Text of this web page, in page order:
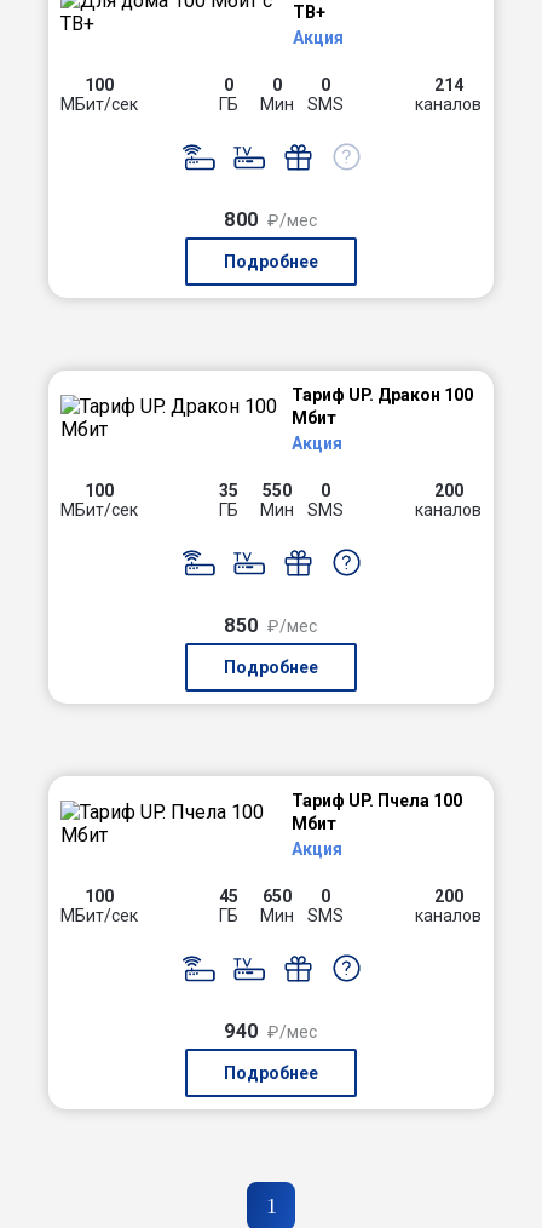
ТВ+
Акция
100
МБит/сек
0
ГБ
0
Мин
0
SMS
214
каналов
800 ₽/мес
Подробнее
Тариф UP. Дракон 100
Мбит
Акция
100
МБит/сек
35
ГБ
550
Мин
0
SMS
200
каналов
850 ₽/мес
Подробнее
Тариф UP. Пчела 100
Мбит
Акция
100
МБит/сек
45
ГБ
650
Мин
0
SMS
200
каналов
940 ₽/мес
Подробнее
1